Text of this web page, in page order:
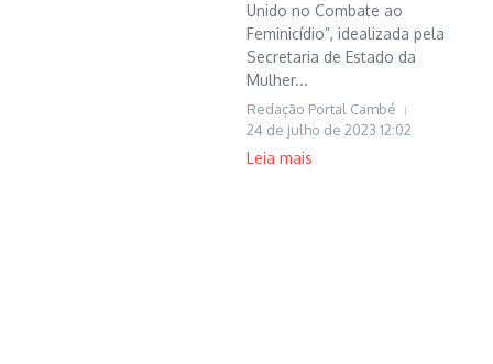
Unido no Combate ao
Feminicídio”, idealizada pela
Secretaria de Estado da
Mulher...
Redação Portal Cambé
24 de julho de 2023 12:02
Leia mais